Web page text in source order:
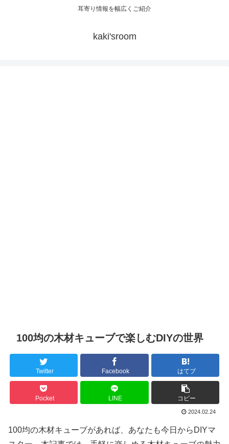
耳寄り情報を幅広くご紹介
kaki'sroom
100均の木材キューブで楽しむDIYの世界
Twitter Facebook はてブ
Pocket LINE コピー
2024.02.24
100均の木材キューブがあれば、あなたも今日からDIYマ